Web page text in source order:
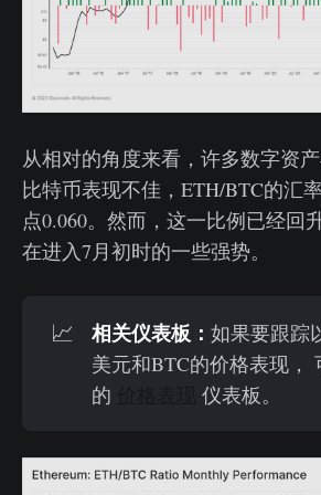
从相对的角度来看，许多数字资
比特币表现不佳，ETH/BTC的汇
点0.060。然而，这一比例已经回
在进入7月初时的一些强势。
📈 相关仪表板：如果要跟踪
美元和BTC的价格表现，
的
仪表板。